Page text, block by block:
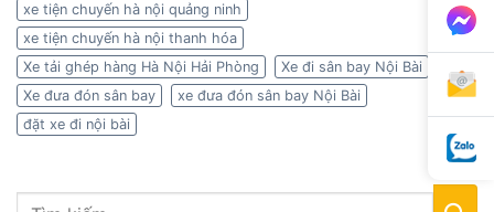
xe tiện chuyến hà nội quảng ninh
xe tiện chuyến hà nội thanh hóa
Xe tải ghép hàng Hà Nội Hải Phòng
Xe đi sân bay Nội Bài
Xe đưa đón sân bay
xe đưa đón sân bay Nội Bài
đặt xe đi nội bài